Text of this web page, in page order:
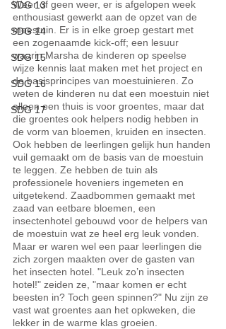
SDG 13
SDG 14
SDG 15
SDG 16
SDG 17
Weer of geen weer, er is afgelopen week
enthousiast gewerkt aan de opzet van de
moestuin. Er is in elke groep gestart met
een zogenaamde kick-off; een lesuur
waarin Marsha de kinderen op speelse
wijze kennis laat maken met het project en
de basisprincipes van moestuinieren. Zo
weten de kinderen nu dat een moestuin niet
alleen een thuis is voor groentes, maar dat
die groentes ook helpers nodig hebben in
de vorm van bloemen, kruiden en insecten.
Ook hebben de leerlingen gelijk hun handen
vuil gemaakt om de basis van de moestuin
te leggen. Ze hebben de tuin als
professionele hoveniers ingemeten en
uitgetekend. Zaadbommen gemaakt met
zaad van eetbare bloemen, een
insectenhotel gebouwd voor de helpers van
de moestuin wat ze heel erg leuk vonden.
Maar er waren wel een paar leerlingen die
zich zorgen maakten over de gasten van
het insecten hotel. "Leuk zo’n insecten
hotel!" zeiden ze, "maar komen er echt
beesten in? Toch geen spinnen?" Nu zijn ze
vast wat groentes aan het opkweken, die
lekker in de warme klas groeien.